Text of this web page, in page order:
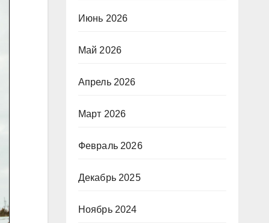
Июнь 2026
Май 2026
Апрель 2026
Март 2026
Февраль 2026
Декабрь 2025
Ноябрь 2024